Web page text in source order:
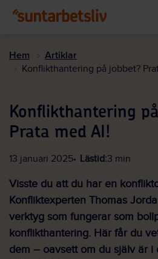
Hem Artiklar
Konflikthantering på jobbet?
Konflikthantering
Prata med AI!
13 januari 2025 Lästid:3 min
Visste du att du har en
Konfliktexperten Thomas
verktyg som fungerar som
konflikthantering. Här får du
dem – oavsett om du själv är i